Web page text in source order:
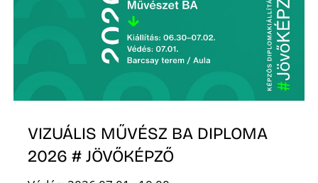
VIZUÁLIS MŰVÉSZ BA DIPLOMA
2026 # JÖVŐKÉPZŐ